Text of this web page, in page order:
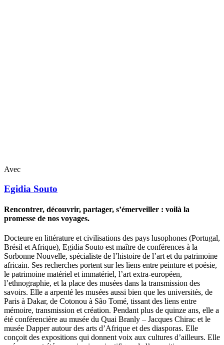
Avec
Egidia Souto
Rencontrer, découvrir, partager, s’émerveiller : voilà la
promesse de nos voyages.
Docteure en littérature et civilisations des pays lusophones (Portugal,
Brésil et Afrique), Egidia Souto est maître de conférences à la
Sorbonne Nouvelle, spécialiste de l’histoire de l’art et du patrimoine
africain. Ses recherches portent sur les liens entre peinture et poésie,
le patrimoine matériel et immatériel, l’art extra-européen,
l’ethnographie, et la place des musées dans la transmission des
savoirs. Elle a arpenté les musées aussi bien que les universités, de
Paris à Dakar, de Cotonou à São Tomé, tissant des liens entre
mémoire, transmission et création. Pendant plus de quinze ans, elle a
été conférencière au musée du Quai Branly – Jacques Chirac et le
musée Dapper autour des arts d’Afrique et des diasporas. Elle
conçoit des expositions qui donnent voix aux cultures d’ailleurs. Elle